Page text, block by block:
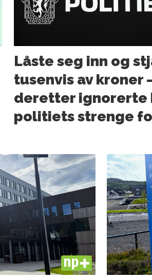
Låste seg inn og
tusenvis av kroner
deretter ignorerte
politiets strenge
PLUS